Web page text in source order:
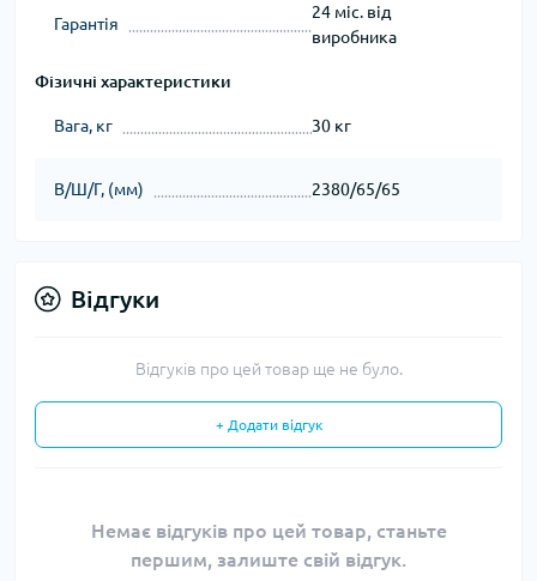
Гарантія
24 міс. від
виробника
Фізичні характеристики
Вага, кг 30 кг
В/Ш/Г, (мм) 2380/65/65
Відгуки
Відгуків про цей товар ще не було.
+ Додати відгук
Немає відгуків про цей товар, станьте
першим, залиште свій відгук.